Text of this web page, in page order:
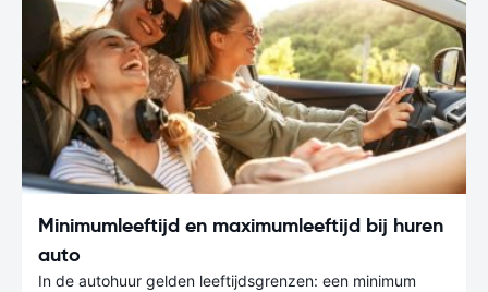
Minimumleeftijd en maximumleeftijd bij huren
auto
In de autohuur gelden leeftijdsgrenzen: een minimum